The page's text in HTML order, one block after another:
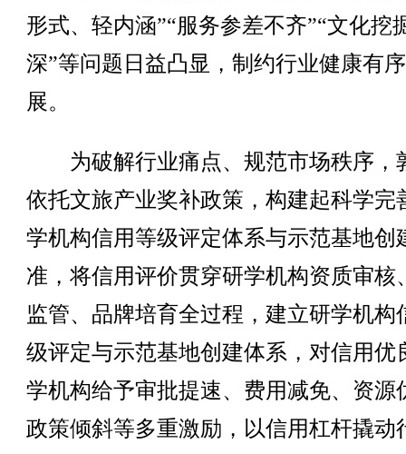
形式、轻内涵”“服务参差不齐”“文化挖
深”等问题日益凸显，制约行业健康有
展。
为破解行业痛点、规范市场秩序，
依托文旅产业奖补政策，构建起科学完
学机构信用等级评定体系与示范基地创
准，将信用评价贯穿研学机构资质审核
监管、品牌培育全过程，建立研学机构
级评定与示范基地创建体系，对信用优
学机构给予审批提速、费用减免、资源
政策倾斜等多重激励，以信用杠杆撬动